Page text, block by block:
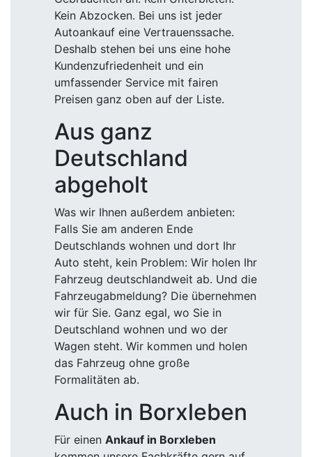
Kein Abzocken. Bei uns ist jeder
Autoankauf eine Vertrauenssache.
Deshalb stehen bei uns eine hohe
Kundenzufriedenheit und ein
umfassender Service mit fairen
Preisen ganz oben auf der Liste.
Aus ganz
Deutschland
abgeholt
Was wir Ihnen außerdem anbieten:
Falls Sie am anderen Ende
Deutschlands wohnen und dort Ihr
Auto steht, kein Problem: Wir holen Ihr
Fahrzeug deutschlandweit ab. Und die
Fahrzeugabmeldung? Die übernehmen
wir für Sie. Ganz egal, wo Sie in
Deutschland wohnen und wo der
Wagen steht. Wir kommen und holen
das Fahrzeug ohne große
Formalitäten ab.
Auch in Borxleben
Für einen Ankauf in Borxleben